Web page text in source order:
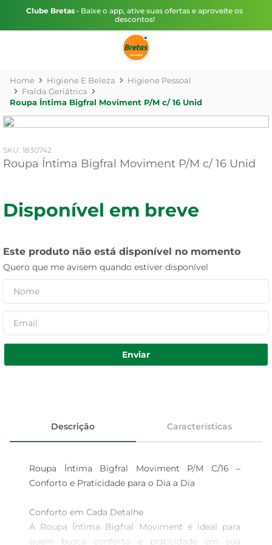
Clube Bretas • Baixe o app, ative suas ofertas e aproveite os
descontos!
Higiene E Beleza
Higiene Pessoal
Fralda Geriátrica
Roupa Íntima Bigfral Moviment P/M c/ 16 Unid
: 1830742
Roupa Íntima Bigfral Moviment P/M c/ 16 Unid
Disponível em breve
Este produto não está disponível no momento
Quero que me avisem quando estiver disponível
Enviar
Descrição Características
Roupa Íntima Bigfral Moviment P/M C/16 –
Conforto e Praticidade para o Dia a Dia
Conforto em Cada Detalhe
A Roupa Íntima Bigfral Moviment é ideal para
quem busca conforto e praticidade em sua